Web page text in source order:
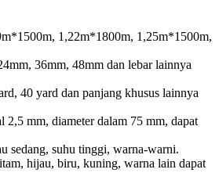
1,22m*1800m, 1,25m*1500m,
36mm, 48mm dan lebar lainnya
40 yard dan panjang khusus lainnya
2,5 mm, diameter dalam 75 mm, dapat
sedang, suhu tinggi, warna-warni.
hijau, biru, kuning, warna lain dapat